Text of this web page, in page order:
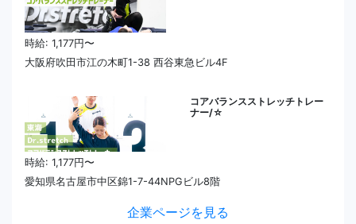
時給: 1,177円〜
大阪府吹田市江の木町1-38 西谷東急ビル4F
コアバランスストレッチトレー
ナー/☆
時給: 1,177円〜
愛知県名古屋市中区錦1-7-44NPGビル8階
企業ページを見る